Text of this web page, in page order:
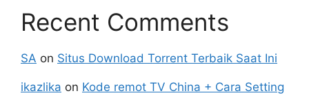
Recent Comments
SA on Situs Download Torrent Terbaik Saat Ini
ikazlika on Kode remot TV China + Cara Setting